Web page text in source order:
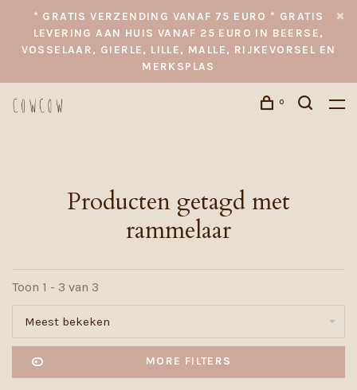
* GRATIS VERZENDING VANAF 75 EURO * GRATIS
LEVERING AAN HUIS VANAF 25 EURO IN BEERSE,
VOSSELAAR, GIERLE, LILLE, MALLE, RIJKEVORSEL EN
MERKSPLAS
0
Producten getagd met
rammelaar
Toon 1 - 3 van 3
Meest bekeken
MORE FILTERS